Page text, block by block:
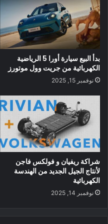
بدأ البيع سيارة أورا 5 الرياضية
الكهربائية من جريت وول موتورز
نوفمبر 15, 2025
شراكة ريفيان و فولكس فاجن
لأنتاج الجيل الجديد من الهندسة
الكهربائية
نوفمبر 14, 2025